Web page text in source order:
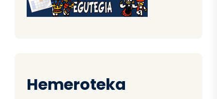
Hemeroteka